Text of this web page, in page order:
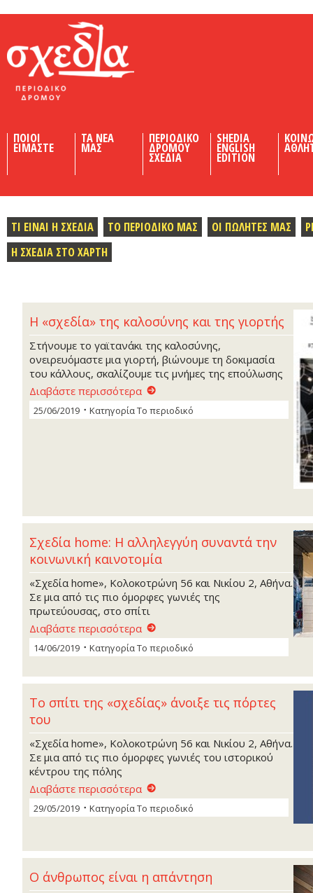
ΠΟΙΟΙ
ΕΙΜΑΣΤΕ
ΤΑ ΝΕΑ
ΜΑΣ
ΠΕΡΙΟΔΙΚΟ
ΔΡΟΜΟΥ
ΣΧΕΔΙΑ
SHEDIA
ENGLISH
EDITION
ΤΙ ΕΙΝΑΙ Η ΣΧΕΔΙΑ ΤΟ ΠΕΡΙΟΔΙΚΟ ΜΑΣ ΟΙ ΠΩΛΗΤΕΣ ΜΑΣ
Η ΣΧΕΔΙΑ ΣΤΟ ΧΑΡΤΗ
Η «σχεδία» της καλοσύνης και της γιορτής
Στήνουμε το γαϊτανάκι της καλοσύνης,
ονειρευόμαστε μια γιορτή, βιώνουμε τη δοκιμασία
του κάλλους, σκαλίζουμε τις μνήμες της επούλωσης
Διαβάστε περισσότερα
25/06/2019 ΚατηγορίαΤο περιοδικό
Σχεδία home: Η αλληλεγγύη συναντά την
κοινωνική καινοτομία
«Σχεδία home», Κολοκοτρώνη 56 και Νικίου 2, Αθήνα.
Σε μια από τις πιο όμορφες γωνιές της
πρωτεύουσας, στο σπίτι
Διαβάστε περισσότερα
14/06/2019 ΚατηγορίαΤο περιοδικό
To σπίτι της «σχεδίας» άνοιξε τις πόρτες
του
«Σχεδία home», Κολοκοτρώνη 56 και Νικίου 2, Αθήνα.
Σε μια από τις πιο όμορφες γωνιές του ιστορικού
κέντρου της πόλης
Διαβάστε περισσότερα
29/05/2019 ΚατηγορίαΤο περιοδικό
O άνθρωπος είναι η απάντηση